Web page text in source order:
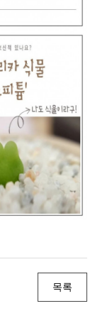
목록